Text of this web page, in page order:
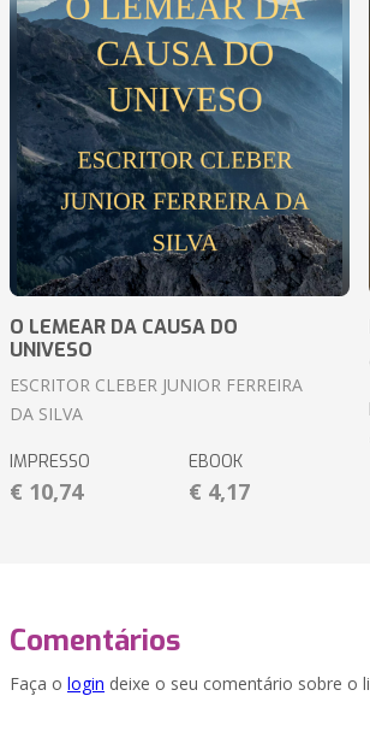
O LEMEAR DA CAUSA DO
UNIVESO
ESCRITOR CLEBER JUNIOR FERREIRA
DA SILVA
IMPRESSO
€ 10,74
EBOOK
€ 4,17
Comentários
Faça o login deixe o seu comentário sobre o